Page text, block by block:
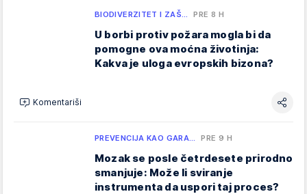
BIODIVERZITET I ZAŠ… PRE 8 H
U borbi protiv požara mogla bi da
pomogne ova moćna životinja:
Kakva je uloga evropskih bizona?
Komentariši
PREVENCIJA KAO GARA… PRE 9 H
Mozak se posle četrdesete prirodno
smanjuje: Može li sviranje
instrumenta da uspori taj proces?